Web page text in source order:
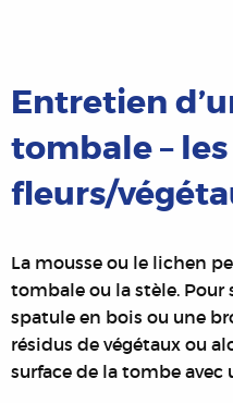
Entretien
tombale – les
fleurs/
La mousse ou le lichen
tombale ou la stèle. Pour
spatule en bois ou une
résidus de végétaux ou
surface de la tombe avec